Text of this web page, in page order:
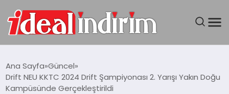
BILGISAYAR
Ana Sayfa Güncel
Drift NEU KKTC 2024 Drift Şampiyonası 2. Yarışı Yakın Doğu
Kampüsünde Gerçekleştirildi